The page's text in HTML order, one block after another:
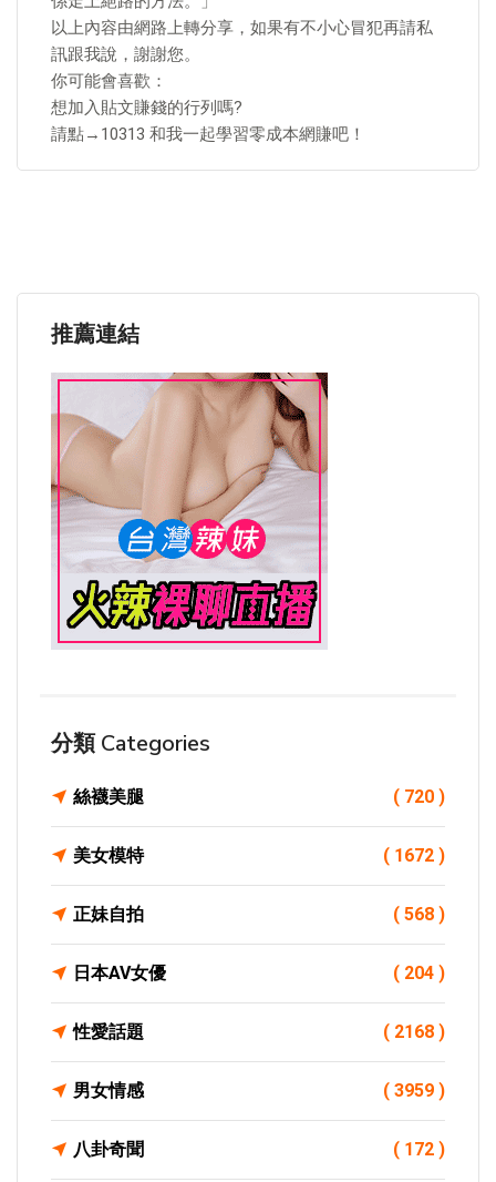
以上內容由網路上轉分享，如果有不小心冒犯再請私
訊跟我說，謝謝您。
你可能會喜歡：
想加入貼文賺錢的行列嗎?
請點→10313 和我一起學習零成本網賺吧！
推薦連結
分類 Categories
絲襪美腿 ( 720 )
美女模特 ( 1672 )
正妹自拍 ( 568 )
日本AV女優 ( 204 )
性愛話題 ( 2168 )
男女情感 ( 3959 )
八卦奇聞 ( 172 )